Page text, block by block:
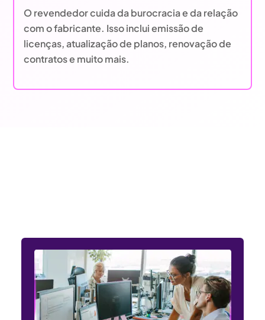
O revendedor cuida da burocracia e da relação
com o fabricante. Isso inclui emissão de
licenças, atualização de planos, renovação de
contratos e muito mais.